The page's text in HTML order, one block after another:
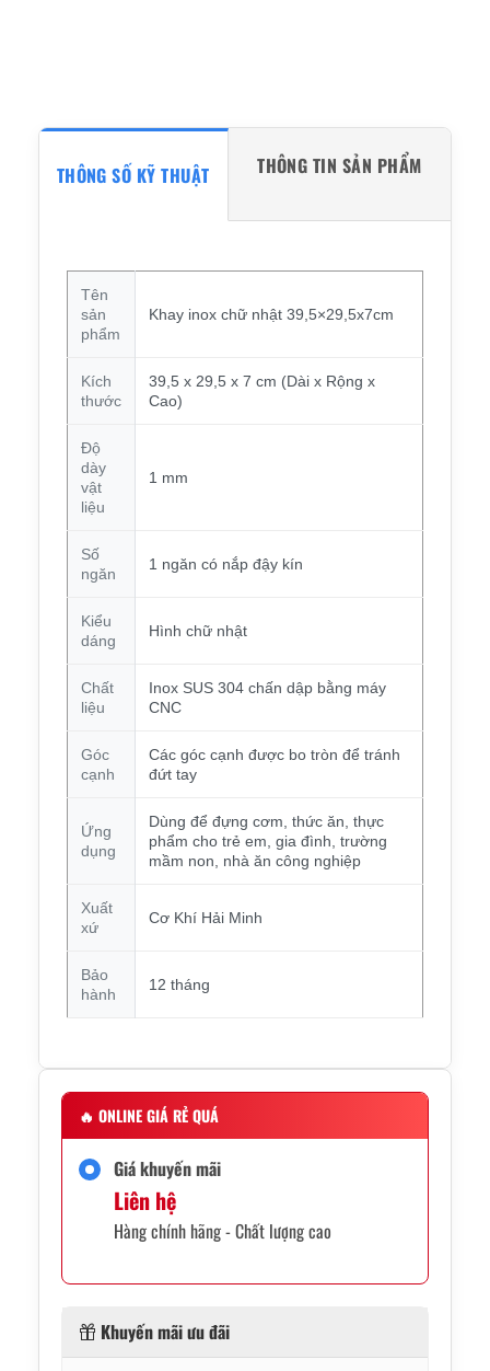
THÔNG SỐ KỸ THUẬT THÔNG TIN SẢN PHẨM
Tên
sản
phẩm
Khay inox chữ nhật 39,5×29,5x7cm
Kích
thước
39,5 x 29,5 x 7 cm (Dài x Rộng x
Cao)
Độ
dày
vật
liệu
1 mm
Số
ngăn
1 ngăn có nắp đậy kín
Kiểu
dáng
Hình chữ nhật
Chất
liệu
Inox SUS 304 chấn dập bằng máy
CNC
Góc
cạnh
Các góc cạnh được bo tròn để tránh
đứt tay
Ứng
dụng
Dùng để đựng cơm, thức ăn, thực
phẩm cho trẻ em, gia đình, trường
mầm non, nhà ăn công nghiệp
Xuất
xứ
Cơ Khí Hải Minh
Bảo
hành
12 tháng
🔥 ONLINE GIÁ RẺ QUÁ
Giá khuyến mãi
Liên hệ
Hàng chính hãng - Chất lượng cao
Khuyến mãi ưu đãi